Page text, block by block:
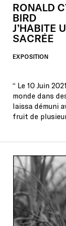
EXPOSITION
RONALD
BIRD
J’HABITE
SACRÉE
‘‘ Le 10 Juin
monde dans
laissa démuni
fruit de